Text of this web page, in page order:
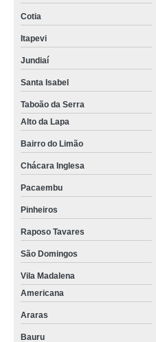
Cotia
Itapevi
Jundiaí
Santa Isabel
Taboão da Serra
Alto da Lapa
Bairro do Limão
Chácara Inglesa
Pacaembu
Pinheiros
Raposo Tavares
São Domingos
Vila Madalena
Americana
Araras
Bauru